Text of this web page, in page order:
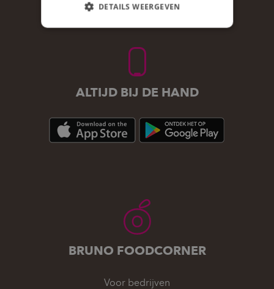
ALTIJD BIJ DE HAND
BRUNO FOODCORNER
Voor bedrijven
DETAILS WEERGEVEN